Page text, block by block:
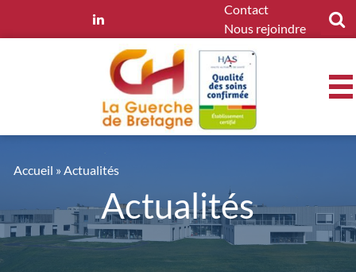
Contact
Nous rejoindre
Actualités
Accueil »Actualités